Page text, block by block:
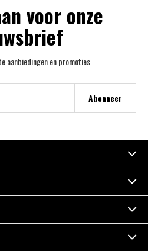
voor onze
aanbiedingen en promoties
Abonneer